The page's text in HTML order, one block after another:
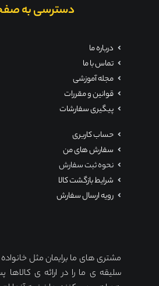
دسترسی به
درباره ما
تماس با ما
مجله آموزشی
قوانین و مقررات
پیگیری سفارشات
حساب کاربری
سفارش های من
نحوه ثبت سفارش
شرایط بازگشت کالا
رویه ارسال سفارش
مشتری های ما برایمان مثل
سلیقه ی ما را در ارائه ی کالاها